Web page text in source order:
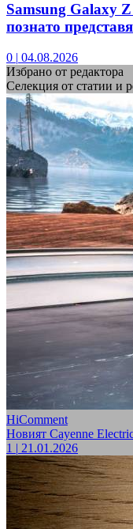
Samsung Galaxy
познато
0 | 04.08.2026
Избрано от редактора
Селекция от статии и
HiComment
Новият Cayenne
1 | 21.01.2026